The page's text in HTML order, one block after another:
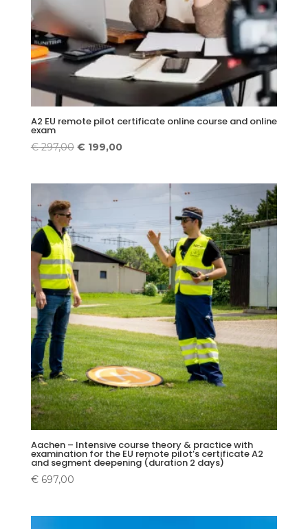
A2 EU remote pilot certificate online course and online
exam
€297,00 Original
€ 199,00Current
Aachen – Intensive course theory & practice with
examination for the EU remote pilot’s certificate A2
and segment deepening (duration 2 days)
€697,00